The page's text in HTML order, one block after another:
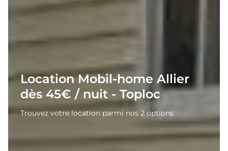
Location Mobil-home Allier
dès 45€ / nuit - Toploc
Trouvez votre location parmi nos 2 options